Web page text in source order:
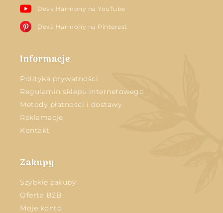
Deva Harmony na YouTube
Deva Harmony na Pinterest
Informacje
Polityka prywatności
Regulamin sklepu internetowego
Metody płatności i dostawy
Reklamacje
Kontakt
Zakupy
Szybkie zakupy
Oferta B2B
Moje konto